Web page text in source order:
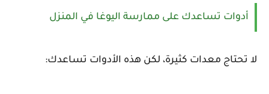
أدوات تساعدك على ممارسة اليوغا في المنزل
لا تحتاج معدات كثيرة، لكن هذه الأدوات تساعدك: